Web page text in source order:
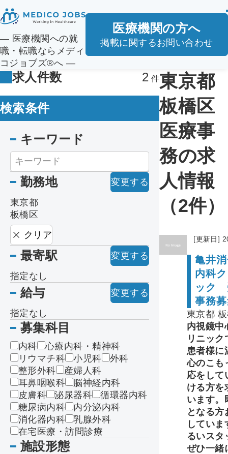
― 医療機関への就
職・転職ならメディ
コジョブズ®へ ―
医療機関の方へ
掲載に関するお問い合わせ
求人件数 2
検索条件
キーワード
勤務地
変更する
東京都
板橋区
クリア
最寄駅
変更する
指定なし
給与
変更する
指定なし
募集科目
内科
心療内科・精神科
リウマチ科
小児科
外科
整形外科
産婦人科
耳鼻咽喉科
脳神経内科
皮膚科
泌尿器科
循環器内科
糖尿病内科
内分泌内科
消化器内科
乳腺外科
在宅医療・訪問診療
施設形態
東京都
板橋区
医療事
務の求
人情報
（2件）
[更新日]
亀井
内科
ック
事務
東京都
内視鏡中
リニック
患者様に
心のこも
応をして
ける方を
います。
となる方
していま
るいスタ
ぜひ一緒